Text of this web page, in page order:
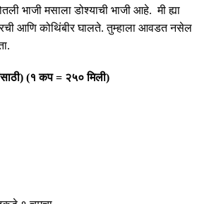
भाजी मसाला डोश्याची भाजी आहे.मी ह्या
आणि कोथिंबीर घालते.तुम्हाला आवडत नसेल
.
) (१ कप= २५० मिली)